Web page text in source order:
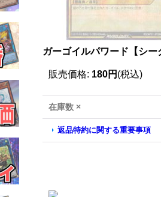
ガーゴイルパワード【シ
販売価格: 180円 (税込)
在庫数 ×
返品特約に関する重要事項